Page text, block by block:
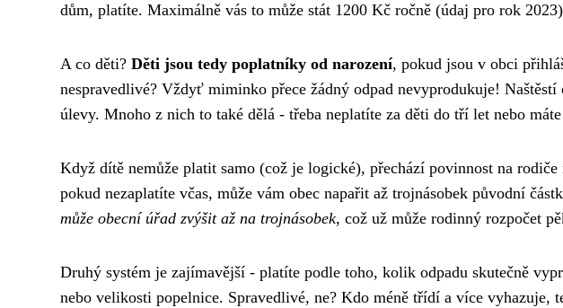
dům, platíte. Maximálně vás to může stát 1200 Kč ročně (údaj pro rok
A co děti? Děti jsou tedy poplatníky od narození, pokud jsou v obci
nespravedlivé? Vždyť miminko přece žádný odpad nevyprodukuje!
úlevy. Mnoho z nich to také dělá - třeba neplatíte za děti do tří let nebo
Když dítě nemůže platit samo (což je logické), přechází povinnost na
pokud nezaplatíte včas, může vám obec napařit až trojnásobek původní
může obecní úřad zvýšit až na trojnásobek, což už může rodinný rozpočet
Druhý systém je zajímavější - platíte podle toho, kolik odpadu skutečně
nebo velikosti popelnice. Spravedlivé, ne? Kdo méně třídí a více vyhazuje,